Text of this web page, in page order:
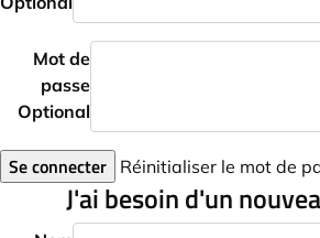
Mot de
passe
Optional
Se connecter Réinitialiser le mot de
J'ai besoin d'un